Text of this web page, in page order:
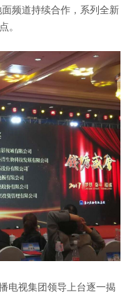
频道持续合作，系列全新
。
电视集团领导上台逐一揭